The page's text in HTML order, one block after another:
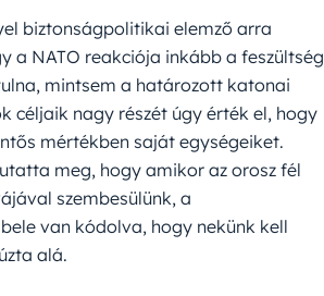
biztonságpolitikai elemző arra
a NATO reakciója inkább a feszültség
mintsem a határozott katonai
céljaik nagy részét úgy érték el, hogy
mértékben saját egységeiket.
meg, hogy amikor az orosz fél
szembesülünk, a
van kódolva, hogy nekünk kell
alá.